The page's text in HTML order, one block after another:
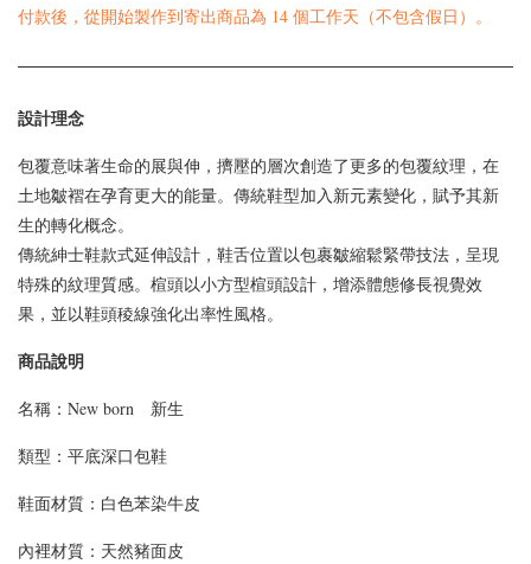
付款後，從開始製作到寄出商品為 14 個工作天（不包含假日）。
設計理念
包覆意味著生命的展與伸，擠壓的層次創造了更多的包覆紋理，在
土地皺褶在孕育更大的能量。傳統鞋型加入新元素變化，賦予其新
生的轉化概念。
傳統紳士鞋款式延伸設計，鞋舌位置以包裹皺縮鬆緊帶技法，呈現
特殊的紋理質感。楦頭以小方型楦頭設計，增添體態修長視覺效
果，並以鞋頭稜線強化出率性風格。
商品說明
名稱：New born 新生
類型： 平底深口包鞋
鞋面材質： 白色苯染牛皮
內裡材質：天然豬面皮